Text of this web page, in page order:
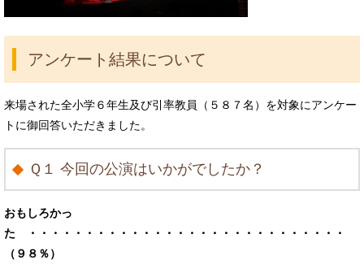
アンケート結果について
来場された全小学６年生及び引率教員（５８７名）を対象にアンケー
トに御回答いただきました。
Ｑ１ 今回の公演はいかがでしたか？
おもしろかっ
た ・・・・・・・・・・・・・・・・・・・・・・・・・・・・
（９８％）